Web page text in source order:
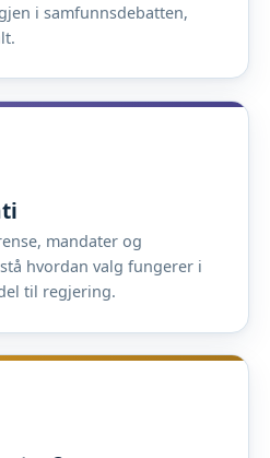
i samfunnsdebatten,
mandater og
hvordan valg fungerer i
til regjering.